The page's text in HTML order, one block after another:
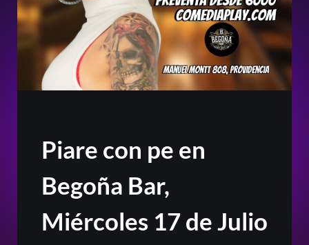
Piare con pe en
Begoña Bar,
Miércoles 17 de Julio